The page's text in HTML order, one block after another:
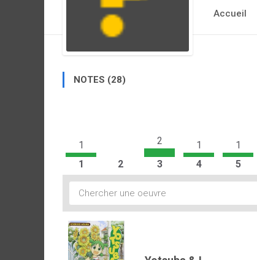
Accueil
NOTES (28)
1
1
2
2
3
1
4
1
5